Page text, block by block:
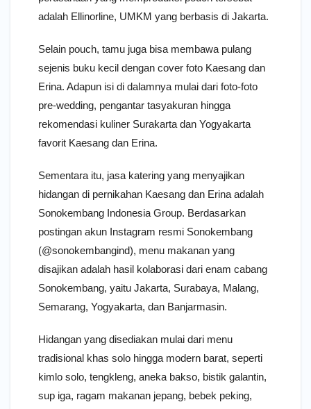
adalah Ellinorline, UMKM yang berbasis di Jakarta.
Selain pouch, tamu juga bisa membawa pulang
sejenis buku kecil dengan cover foto Kaesang dan
Erina. Adapun isi di dalamnya mulai dari foto-foto
pre-wedding, pengantar tasyakuran hingga
rekomendasi kuliner Surakarta dan Yogyakarta
favorit Kaesang dan Erina.
Sementara itu, jasa katering yang menyajikan
hidangan di pernikahan Kaesang dan Erina adalah
Sonokembang Indonesia Group. Berdasarkan
postingan akun Instagram resmi Sonokembang
(@sonokembangind), menu makanan yang
disajikan adalah hasil kolaborasi dari enam cabang
Sonokembang, yaitu Jakarta, Surabaya, Malang,
Semarang, Yogyakarta, dan Banjarmasin.
Hidangan yang disediakan mulai dari menu
tradisional khas solo hingga modern barat, seperti
kimlo solo, tengkleng, aneka bakso, bistik galantin,
sup iga, ragam makanan jepang, bebek peking,